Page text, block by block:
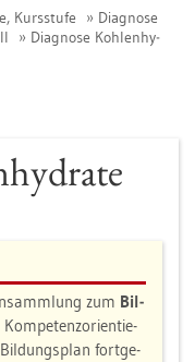
Kurs­stu­fe
Dia­gno­se
Dia­gno­se Koh­len­hy­
zum Bil­
Kom­pe­tenz­ori­en­tie­
fort­ge­